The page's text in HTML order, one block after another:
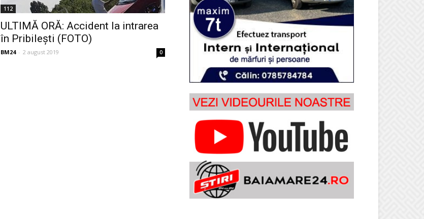
112
ULTIMĂ ORĂ: Accident la intrarea
în Pribilești (FOTO)
BM24 - 2 august 2019 0